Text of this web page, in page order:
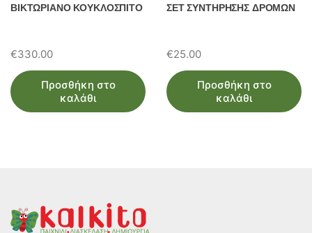
ΒΙΚΤΩΡΙΑΝΟ ΚΟΥΚΛΟΣΠΙΤΟ
€330.00
Προσθήκη στο
καλάθι
ΣΕΤ ΣΥΝΤΗΡΗΣΗΣ ΔΡΟΜΩΝ
€25.00
Προσθήκη στο
καλάθι